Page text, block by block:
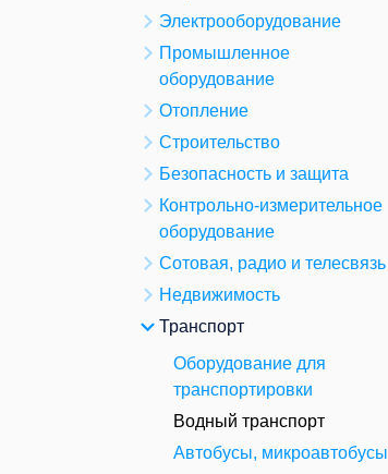
Электрооборудование
Промышленное
оборудование
Отопление
Строительство
Безопасность и защита
Контрольно-измерительное
оборудование
Сотовая, радио и телесвязь
Недвижимость
Транспорт
Оборудование для
транспортировки
Водный транспорт
Автобусы, микроавтобусы